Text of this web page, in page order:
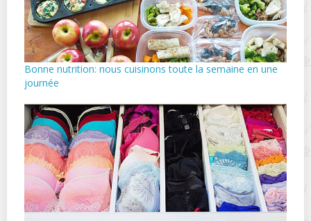
Bonne nutrition: nous cuisinons toute la semaine en une
journée